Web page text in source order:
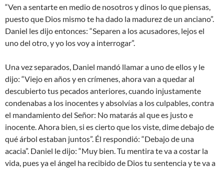
“Ven a sentarte en medio de nosotros y dinos lo que piensas,
puesto que Dios mismo te ha dado la madurez de un anciano”.
Daniel les dijo entonces: “Separen a los acusadores, lejos el
uno del otro, y yo los voy a interrogar”.
Una vez separados, Daniel mandó llamar a uno de ellos y le
dijo: “Viejo en años y en crímenes, ahora van a quedar al
descubierto tus pecados anteriores, cuando injustamente
condenabas a los inocentes y absolvías a los culpables, contra
el mandamiento del Señor: No matarás al que es justo e
inocente. Ahora bien, si es cierto que los viste, dime debajo de
qué árbol estaban juntos”. Él respondió: “Debajo de una
acacia”. Daniel le dijo: “Muy bien. Tu mentira te va a costar la
vida, pues ya el ángel ha recibido de Dios tu sentencia y te va a